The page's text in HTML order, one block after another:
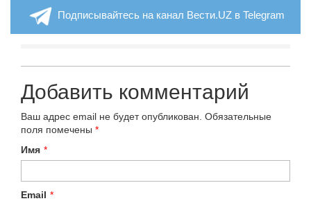
Подписывайтесь на канал Вести.UZ в Telegram
Добавить комментарий
Ваш адрес email не будет опубликован. Обязательные
поля помечены *
Имя *
Email *